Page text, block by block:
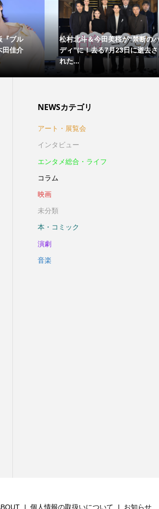
『ブル
田佳介
松村北斗＆今田美桜が“禁断の
ディ”に！去る7月23日に逝去さ
れた...
NEWSカテゴリ
アート・展覧会
インタビュー
エンタメ総合・ライフ
コラム
映画
未分類
本・コミック
演劇
音楽
個人情報の取扱いについて お知らせ